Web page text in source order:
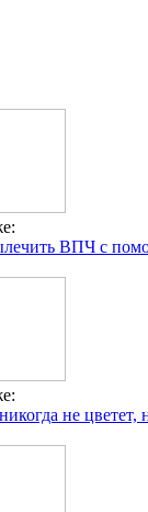
ВПЧ с
не цветет,